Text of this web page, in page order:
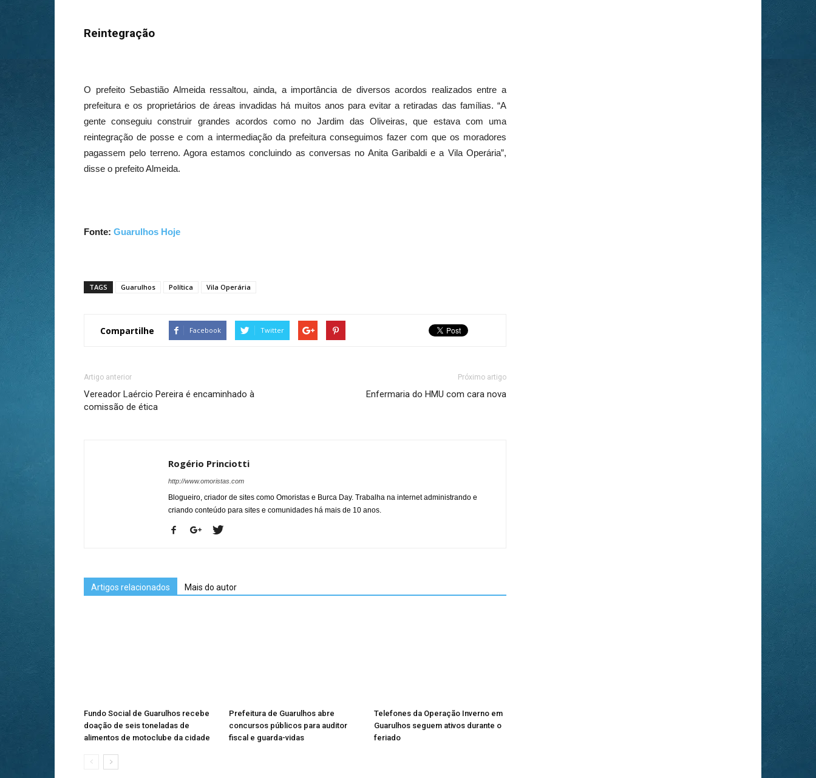
Reintegração
O prefeito Sebastião Almeida ressaltou, ainda, a importância de diversos acordos realizados entre a
prefeitura e os proprietários de áreas invadidas há muitos anos para evitar a retiradas das famílias. “A
gente conseguiu construir grandes acordos como no Jardim das Oliveiras, que estava com uma
reintegração de posse e com a intermediação da prefeitura conseguimos fazer com que os moradores
pagassem pelo terreno. Agora estamos concluindo as conversas no Anita Garibaldi e a Vila Operária”,
disse o prefeito Almeida.
Fonte: Guarulhos Hoje
TAGS Guarulhos Política Vila Operária
Compartilhe Facebook Twitter
Artigo anterior
Vereador Laércio Pereira é encaminhado à
comissão de ética
Próximo artigo
Enfermaria do HMU com cara nova
Rogério Princiotti
http://www.omoristas.com
Blogueiro, criador de sites como Omoristas e Burca Day. Trabalha na internet administrando e
criando conteúdo para sites e comunidades há mais de 10 anos.
Artigos relacionados Mais do autor
Fundo Social de Guarulhos recebe
doação de seis toneladas de
alimentos de motoclube da cidade
Prefeitura de Guarulhos abre
concursos públicos para auditor
fiscal e guarda-vidas
Telefones da Operação Inverno em
Guarulhos seguem ativos durante o
feriado